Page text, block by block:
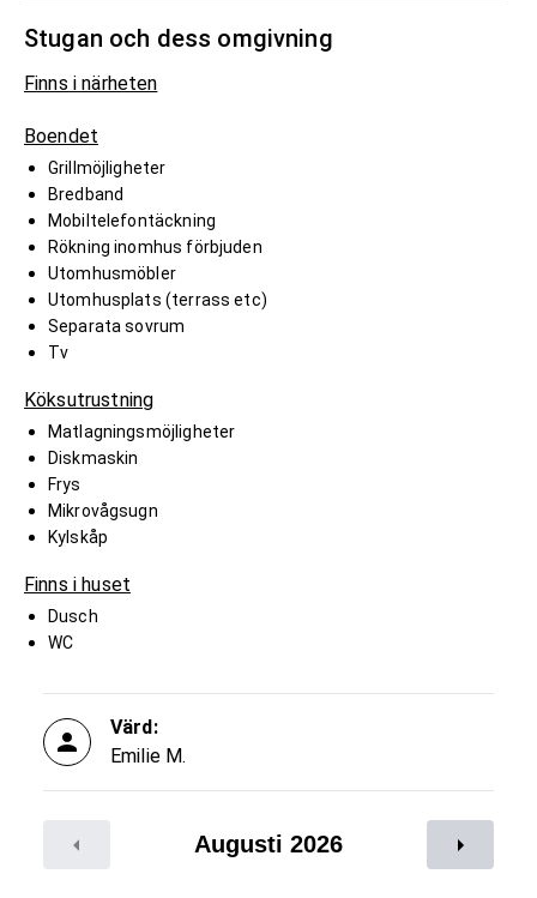
Stugan och dess omgivning
Finns i närheten
Boendet
Grillmöjligheter
Bredband
Mobiltelefontäckning
Rökning inomhus förbjuden
Utomhusmöbler
Utomhusplats (terrass etc)
Separata sovrum
Tv
Köksutrustning
Matlagningsmöjligheter
Diskmaskin
Frys
Mikrovågsugn
Kylskåp
Finns i huset
Dusch
WC
Värd:
Emilie M.
Augusti 2026